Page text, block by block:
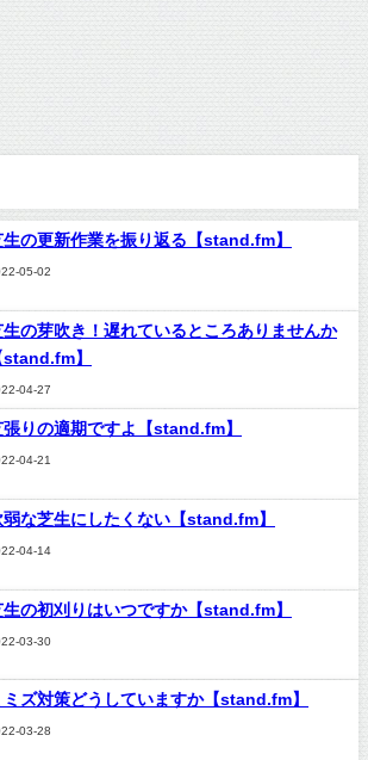
生の更新作業を振り返る【stand.fm】
05-02
生の芽吹き！遅れているところありませんか
stand.fm】
04-27
張りの適期ですよ【stand.fm】
04-21
弱な芝生にしたくない【stand.fm】
04-14
生の初刈りはいつですか【stand.fm】
03-30
ミズ対策どうしていますか【stand.fm】
03-28